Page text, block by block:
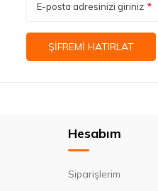
E-posta adresinizi giriniz *
ŞIFREMI HATIRLAT
Hesabım
Siparişlerim